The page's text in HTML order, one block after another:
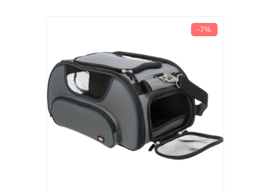
Pasūti Zoopasaule.lv – ātra piegāde, pārbaudīta
kvalitāte un efektīva aizsardzība tava dzīvnieka
Pārlūkopilno Gigi Vet produktu klāstu
Zoopasaule.lv internetveikalā un atrodi piemērotāko
veselības atbalstu.
-7%